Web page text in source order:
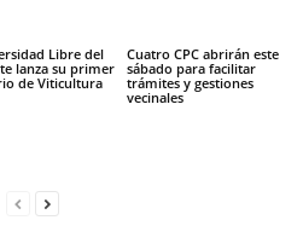
Libre del
lanza su primer
de Viticultura
Cuatro CPC abrirán este
sábado para facilitar
trámites y gestiones
vecinales